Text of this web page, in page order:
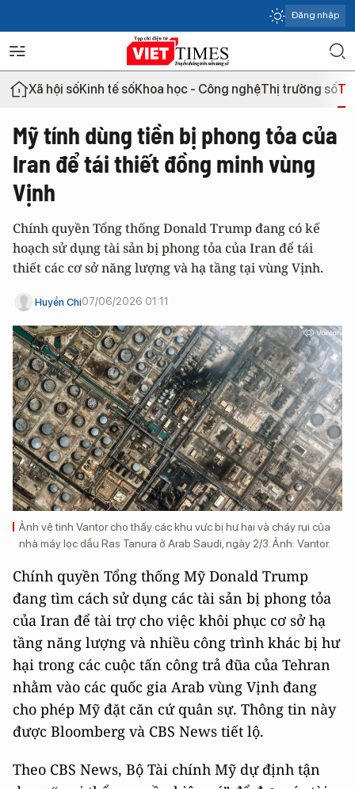
Đăng nhập
Xã hội sốKinh tế sốKhoa học - Công nghệThị trường số
Mỹ tính dùng tiền bị phong tỏa của
Iran để tái thiết đồng minh vùng
Vịnh
Chính quyền Tổng thống Donald Trump đang có kế
hoạch sử dụng tài sản bị phong tỏa của Iran để tái
thiết các cơ sở năng lượng và hạ tầng tại vùng Vịnh.
Huyền Chi07/06/2026 01:11
Ảnh vệ tinh Vantor cho thấy các khu vực bị hư hại và cháy rụi của
nhà máy lọc dầu Ras Tanura ở Arab Saudi, ngày 2/3. Ảnh: Vantor.
Chính quyền Tổng thống Mỹ Donald Trump
đang tìm cách sử dụng các tài sản bị phong tỏa
của Iran để tài trợ cho việc khôi phục cơ sở hạ
tầng năng lượng và nhiều công trình khác bị hư
hại trong các cuộc tấn công trả đũa của Tehran
nhằm vào các quốc gia Arab vùng Vịnh đang
cho phép Mỹ đặt căn cứ quân sự. Thông tin này
được Bloomberg và CBS News tiết lộ.
Theo CBS News, Bộ Tài chính Mỹ dự định tận